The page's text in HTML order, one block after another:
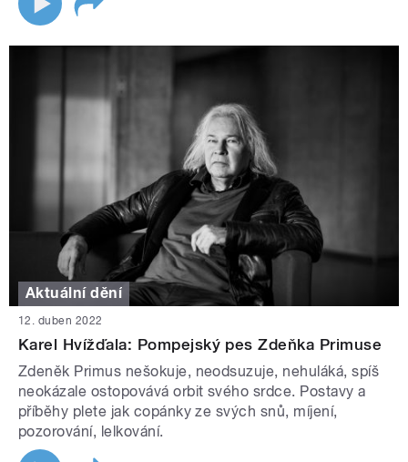
Aktuální dění
12. duben 2022
Karel Hvížďala: Pompejský pes Zdeňka Primuse
Zdeněk Primus nešokuje, neodsuzuje, nehuláká, spíš
neokázale ostopovává orbit svého srdce. Postavy a
příběhy plete jak copánky ze svých snů, míjení,
pozorování, lelkování.